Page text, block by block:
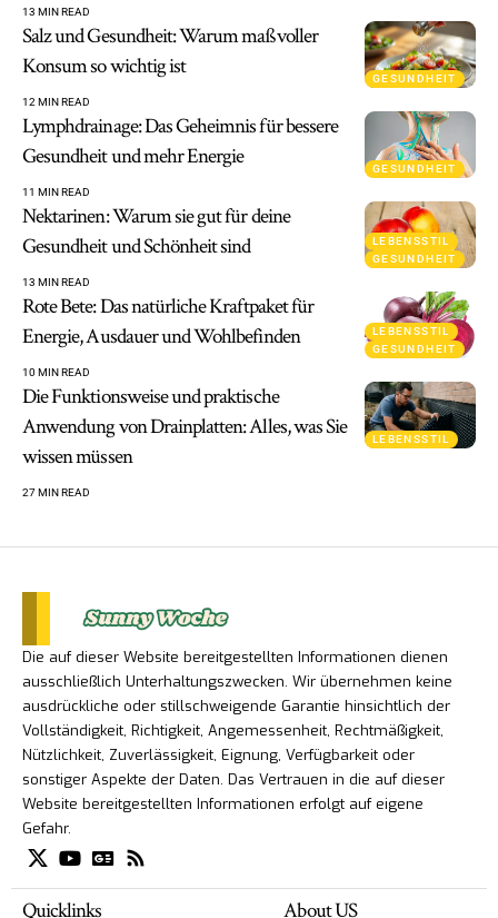
13 MIN READ
GESUNDHEIT
Salz und Gesundheit: Warum maßvoller
Konsum so wichtig ist
12 MIN READ
GESUNDHEIT
Lymphdrainage: Das Geheimnis für bessere
Gesundheit und mehr Energie
11 MIN READ
LEBENSSTIL
GESUNDHEIT
Nektarinen: Warum sie gut für deine
Gesundheit und Schönheit sind
13 MIN READ
LEBENSSTIL
GESUNDHEIT
Rote Bete: Das natürliche Kraftpaket für
Energie, Ausdauer und Wohlbefinden
10 MIN READ
LEBENSSTIL
Die Funktionsweise und praktische
Anwendung von Drainplatten: Alles, was Sie
wissen müssen
27 MIN READ
Die auf dieser Website bereitgestellten Informationen dienen
ausschließlich Unterhaltungszwecken. Wir übernehmen keine
ausdrückliche oder stillschweigende Garantie hinsichtlich der
Vollständigkeit, Richtigkeit, Angemessenheit, Rechtmäßigkeit,
Nützlichkeit, Zuverlässigkeit, Eignung, Verfügbarkeit oder
sonstiger Aspekte der Daten. Das Vertrauen in die auf dieser
Website bereitgestellten Informationen erfolgt auf eigene
Gefahr.
Quicklinks About US